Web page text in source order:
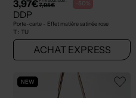
3,97€7,95€ -50%
DDP
Porte-carte - Effet matière satinée rose
T : TU
ACHAT EXPRESS
NEW